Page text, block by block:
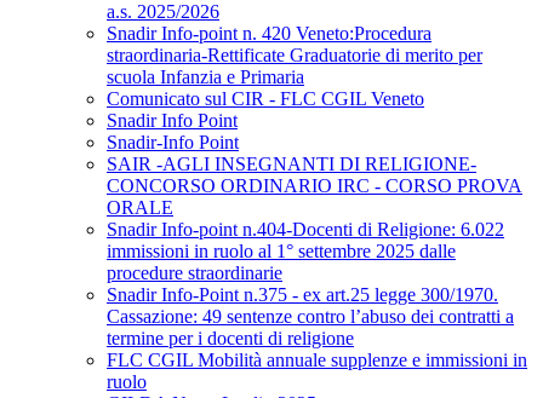
a.s. 2025/2026
Snadir Info-point n. 420 Veneto:Procedura
straordinaria-Rettificate Graduatorie di merito per
scuola Infanzia e Primaria
Comunicato sul CIR - FLC CGIL Veneto
Snadir Info Point
Snadir-Info Point
SAIR -AGLI INSEGNANTI DI RELIGIONE-
CONCORSO ORDINARIO IRC - CORSO PROVA
ORALE
Snadir Info-point n.404-Docenti di Religione: 6.022
immissioni in ruolo al 1° settembre 2025 dalle
procedure straordinarie
Snadir Info-Point n.375 - ex art.25 legge 300/1970.
Cassazione: 49 sentenze contro l’abuso dei contratti a
termine per i docenti di religione
FLC CGIL Mobilità annuale supplenze e immissioni in
ruolo